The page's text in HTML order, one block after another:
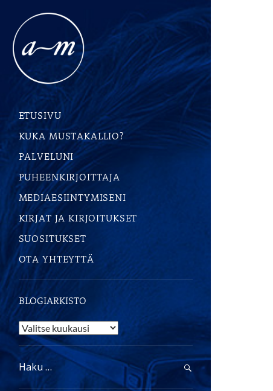
ETUSIVU
KUKA MUSTAKALLIO?
PALVELUNI
PUHEENKIRJOITTAJA
MEDIAESIINTYMISENI
KIRJAT JA KIRJOITUKSET
SUOSITUKSET
OTA YHTEYTTÄ
BLOGIARKISTO
Blogiarkisto
Haku: